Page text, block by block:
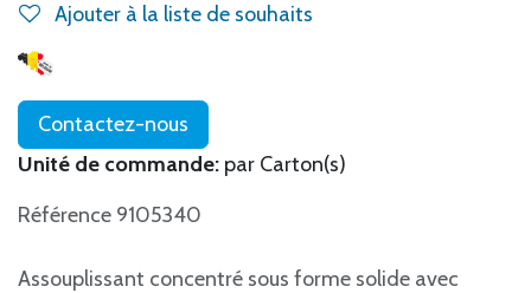
Ajouter à la liste de souhaits
Contactez-nous
Unité de commande: par Carton(s)
Référence 9105340
Assouplissant concentré sous forme solide avec